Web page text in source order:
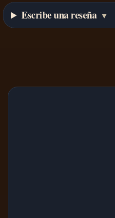
Escribe una reseña ▼